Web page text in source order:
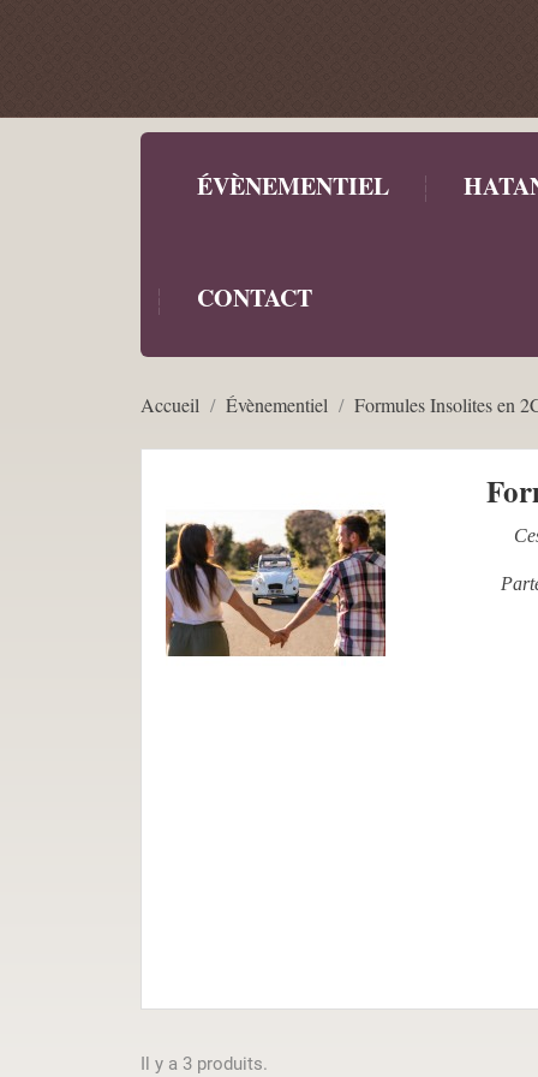
ÉVÈNEMENTIEL
CONTACT
Accueil Évènementiel Formules Insolites en
Il y a 3 produits.